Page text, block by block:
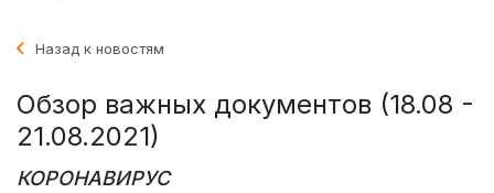
Назад к новостям
Обзор важных документов (18.08 -
21.08.2021)
КОРОНАВИРУС